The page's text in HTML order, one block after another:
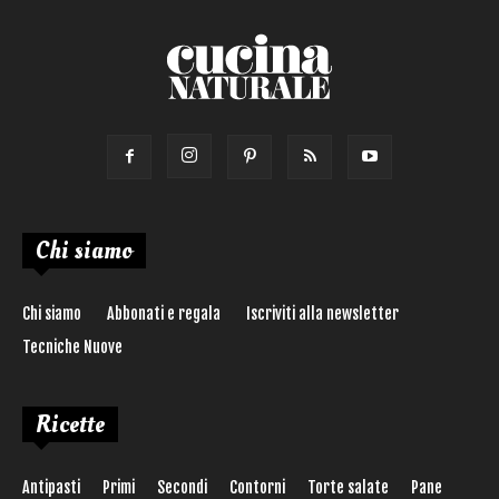
Chi siamo
Chi siamo Abbonati e regala
Iscriviti alla newsletter
Tecniche Nuove
Ricette
Antipasti Primi Secondi Contorni Torte salate Pane